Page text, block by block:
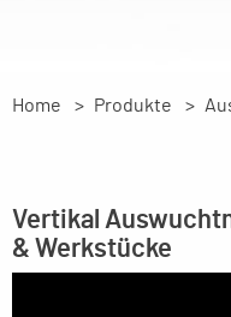
Home Produkte
Vertikal
& Werkstücke